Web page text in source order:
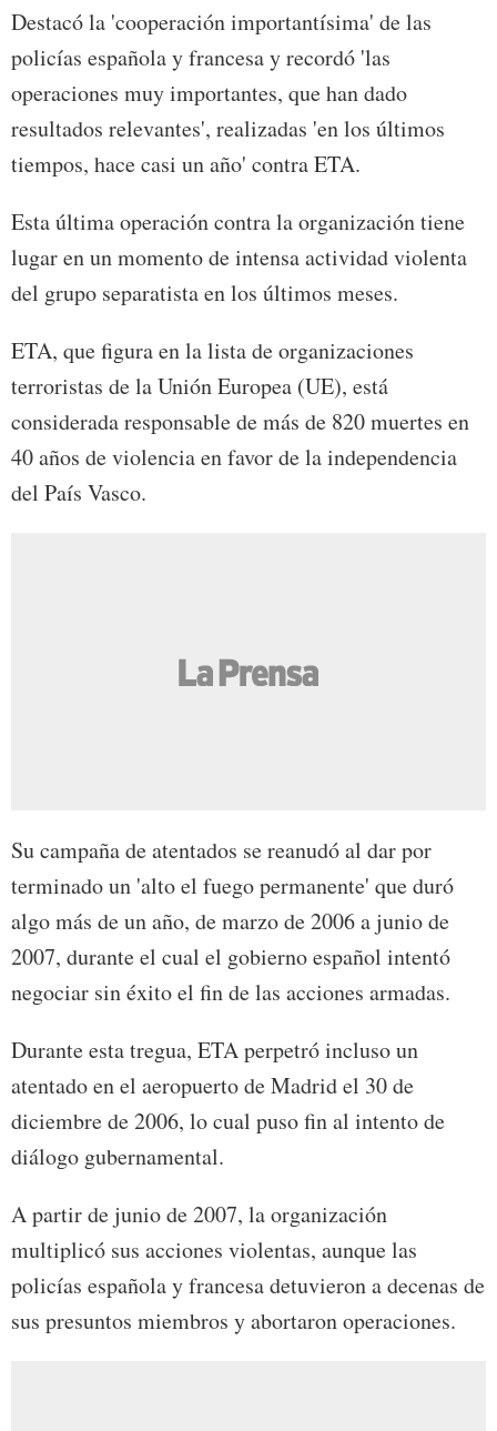
Destacó la 'cooperación importantísima' de las
policías española y francesa y recordó 'las
operaciones muy importantes, que han dado
resultados relevantes', realizadas 'en los últimos
tiempos, hace casi un año' contra ETA.
Esta última operación contra la organización tiene
lugar en un momento de intensa actividad violenta
del grupo separatista en los últimos meses.
ETA, que figura en la lista de organizaciones
terroristas de la Unión Europea (UE), está
considerada responsable de más de 820 muertes en
40 años de violencia en favor de la independencia
del País Vasco.
Su campaña de atentados se reanudó al dar por
terminado un 'alto el fuego permanente' que duró
algo más de un año, de marzo de 2006 a junio de
2007, durante el cual el gobierno español intentó
negociar sin éxito el fin de las acciones armadas.
Durante esta tregua, ETA perpetró incluso un
atentado en el aeropuerto de Madrid el 30 de
diciembre de 2006, lo cual puso fin al intento de
diálogo gubernamental.
A partir de junio de 2007, la organización
multiplicó sus acciones violentas, aunque las
policías española y francesa detuvieron a decenas de
sus presuntos miembros y abortaron operaciones.